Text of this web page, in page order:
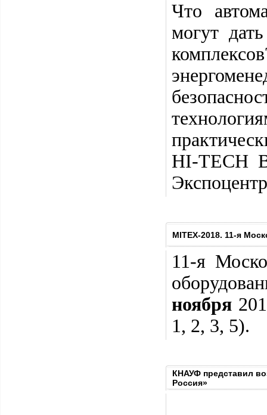
Что
могут
HI-TECH
MITEX-2018. 11-я
11-я
ноября
1, 2, 3, 5).
КНАУФ представил
Россия»